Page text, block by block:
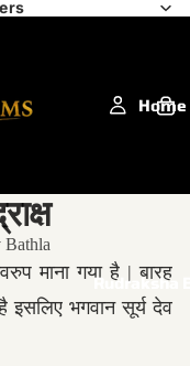
Home
Rudraksha
Bathla
माना गया है | बारह
इसलिए भगवान सूर्य देव